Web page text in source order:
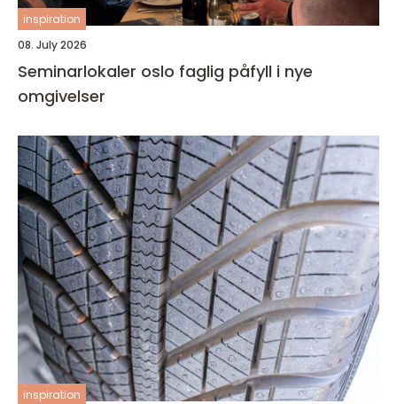
inspiration
08. July 2026
Seminarlokaler oslo faglig påfyll i nye
omgivelser
inspiration